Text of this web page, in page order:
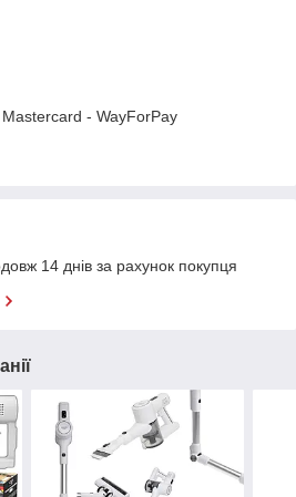
- WayForPay
14 днів за рахунок покупця